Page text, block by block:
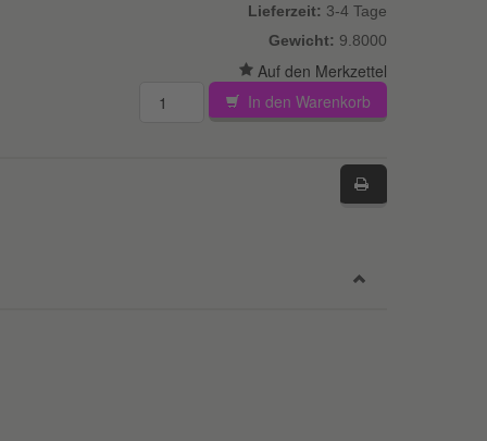
Lieferzeit: 3-4 Tage
Gewicht: 9.8000
In den Warenkorb